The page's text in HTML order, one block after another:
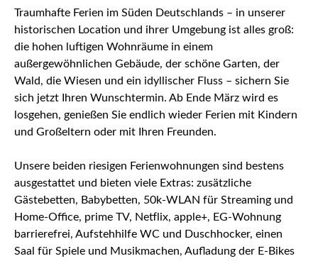
Traumhafte Ferien im Süden Deutschlands – in unserer
historischen Location und ihrer Umgebung ist alles groß:
die hohen luftigen Wohnräume in einem
außergewöhnlichen Gebäude, der schöne Garten, der
Wald, die Wiesen und ein idyllischer Fluss – sichern Sie
sich jetzt Ihren Wunschtermin. Ab Ende März wird es
losgehen, genießen Sie endlich wieder Ferien mit Kindern
und Großeltern oder mit Ihren Freunden.
Unsere beiden riesigen Ferienwohnungen sind bestens
ausgestattet und bieten viele Extras: zusätzliche
Gästebetten, Babybetten, 50k-WLAN für Streaming und
Home-Office, prime TV, Netflix, apple+, EG-Wohnung
barrierefrei, Aufstehhilfe WC und Duschhocker, einen
Saal für Spiele und Musikmachen, Aufladung der E-Bikes